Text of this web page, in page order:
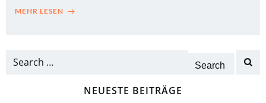
MEHR LESEN
Search
NEUESTE BEITRÄGE